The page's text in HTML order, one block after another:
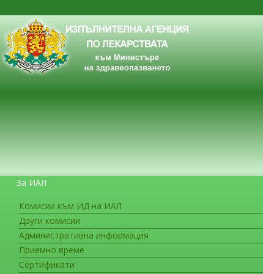
За ИАЛ
Комисии към ИД на ИАЛ
Други комисии
Административна информация
Приемно време
Сертификати
ЗА ГРАЖДАНИТЕ